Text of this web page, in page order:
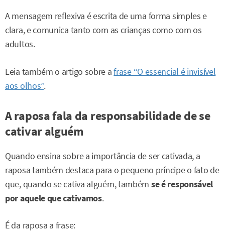
A mensagem reflexiva é escrita de uma forma simples e
clara, e comunica tanto com as crianças como com os
adultos.
Leia também o artigo sobre afrase “O essencial é invisível
aos olhos”.
A raposa fala da responsabilidade de se
cativar alguém
Quando ensina sobre a importância de ser cativada, a
raposa também destaca para o pequeno príncipe o fato de
que, quando se cativa alguém, também se é responsável
por aquele que cativamos.
É da raposa a frase: